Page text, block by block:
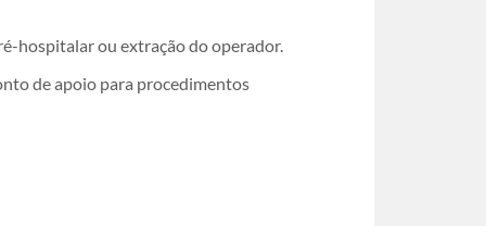
hospitalar ou extração do operador.
de apoio para procedimentos